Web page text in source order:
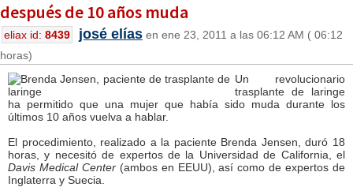
después de 10 años muda
eliax id: 8439 josé elías en ene 23, 2011 a las 06:12 AM ( 06:12
horas)
Un revolucionario
trasplante de laringe
ha permitido que una mujer que había sido muda durante los
últimos 10 años vuelva a hablar.
El procedimiento, realizado a la paciente Brenda Jensen, duró 18
horas, y necesitó de expertos de la Universidad de California, el
Davis Medical Center(ambos en EEUU), así como de expertos de
Inglaterra y Suecia.